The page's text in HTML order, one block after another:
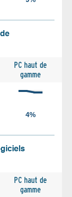
PC haut de
gamme
PC haut de
gamme